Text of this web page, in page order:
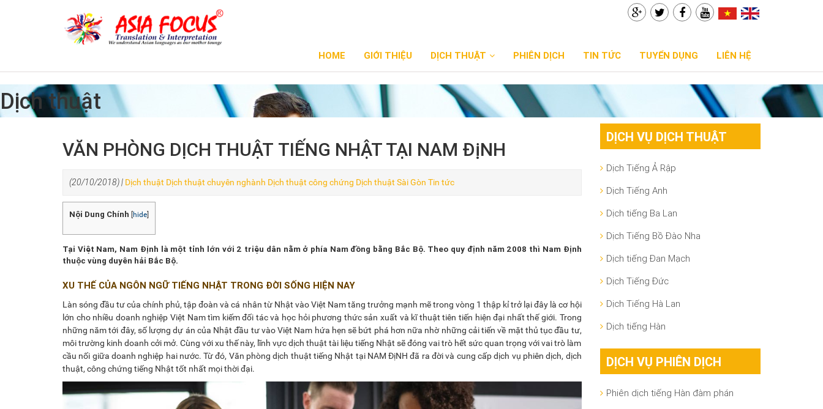
HOME GIỚI THIỆU DỊCH THUẬT PHIÊN DỊCH TIN TỨC TUYỂN DỤNG LIÊN HỆ
Dịch thuật
VĂN PHÒNG DỊCH THUẬT TIẾNG NHẬT TẠI NAM ĐịNH
(20/10/2018) | Dịch thuật Dịch thuật chuyên nghành Dịch thuật công chứng Dịch thuật Sài Gòn Tin tức
Nội Dung Chính hide
Tại Việt Nam, Nam Định là một tỉnh lớn với 2 triệu dân nằm ở phía Nam đồng bằng Bắc Bộ. Theo quy định năm 2008 thì Nam Định
thuộc vùng duyên hải Bắc Bộ.
XU THẾ CỦA NGÔN NGỮ TIẾNG NHẬT TRONG ĐỜI SỐNG HIỆN NAY
Làn sóng đầu tư của chính phủ, tập đoàn và cá nhân từ Nhật vào Việt Nam tăng trưởng mạnh mẽ trong vòng 1 thập kỉ trở lại đây là cơ hội
lớn cho nhiều doanh nghiệp Việt Nam tìm kiếm đối tác và học hỏi phương thức sản xuất và kĩ thuật tiên tiến hiện đại nhất thế giới. Trong
những năm tới đây, số lượng dự án của Nhật đầu tư vào Việt Nam hứa hẹn sẽ bứt phá hơn nữa nhờ những cải tiến về mặt thủ tục đầu tư,
môi trường kinh doanh cởi mở. Cùng với xu thế này, lĩnh vực dịch thuật tài liệu tiếng Nhật sẽ đóng vai trò hết sức quan trọng với vai trò làm
cầu nối giữa doanh nghiệp hai nước. Từ đó, Văn phòng dịch thuật tiếng Nhật tại NAM ĐịNH đã ra đời và cung cấp dịch vụ phiên dịch, dịch
thuật, công chứng tiếng Nhật tốt nhất mọi thời đại.
DỊCH VỤ DỊCH THUẬT
Dịch Tiếng Ả Rập
Dịch Tiếng Anh
Dịch tiếng Ba Lan
Dịch Tiếng Bồ Đào Nha
Dịch tiếng Đan Mạch
Dịch Tiếng Đức
Dịch Tiếng Hà Lan
Dịch tiếng Hàn
DỊCH VỤ PHIÊN DỊCH
Phiên dịch tiếng Hàn đàm phán